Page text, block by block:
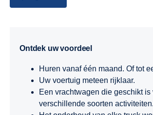
Ontdek uw voordeel
Huren vanaf één maand. Of tot
Uw voertuig meteen rijklaar.
Een vrachtwagen die geschikt is
verschillende soorten activiteiten.